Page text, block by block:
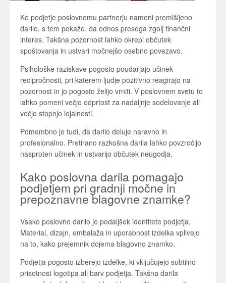
Ko podjetje poslovnemu partnerju nameni premišljeno
darilo, s tem pokaže, da odnos presega zgolj finančni
interes. Takšna pozornost lahko okrepi občutek
spoštovanja in ustvari močnejšo osebno povezavo.
Psihološke raziskave pogosto poudarjajo učinek
recipročnosti, pri katerem ljudje pozitivno reagirajo na
pozornost in jo pogosto želijo vrniti. V poslovnem svetu to
lahko pomeni večjo odprtost za nadaljnje sodelovanje ali
večjo stopnjo lojalnosti.
Pomembno je tudi, da darilo deluje naravno in
profesionalno. Pretirano razkošna darila lahko povzročijo
nasproten učinek in ustvarijo občutek neugodja.
Kako poslovna darila pomagajo
podjetjem pri gradnji močne in
prepoznavne blagovne znamke?
Vsako poslovno darilo je podaljšek identitete podjetja.
Material, dizajn, embalaža in uporabnost izdelka vplivajo
na to, kako prejemnik dojema blagovno znamko.
Podjetja pogosto izberejo izdelke, ki vključujejo subtilno
prisotnost logotipa ali barv podjetja. Takšna darila